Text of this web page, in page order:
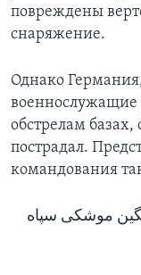
повреждены
снаряжение.
Однако
обстрелам
пострадал.
командования
موشکی سپاه